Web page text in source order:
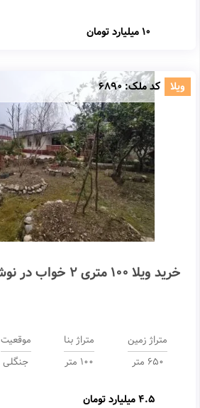
10 میلیارد تومان
ویلا کد ملک:6890
خرید ویلا 100 متری 2 خواب در نوشهر
متراژ زمین
650 متر
متراژ بنا
100 متر
موقعیت
جنگلی
4.5 میلیارد تومان